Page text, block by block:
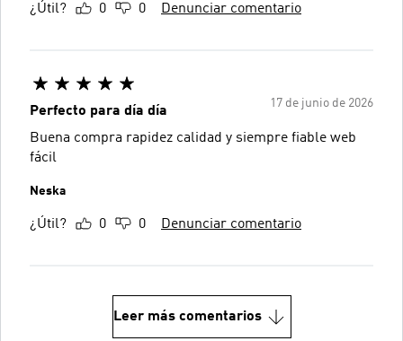
¿Útil? 0 0 Denunciar comentario
17 de junio de 2026
Perfecto para día día
Buena compra rapidez calidad y siempre fiable web
fácil
Neska
¿Útil? 0 0 Denunciar comentario
Leer más comentarios